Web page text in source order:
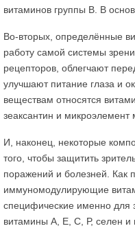
витаминов группы В. В
Во-вторых, определённые
работу самой системы
рецепторов, облегчают
улучшают питание глаза и
веществам относятся
зеаксантин и микроэлемент
И, наконец, некоторые
того, чтобы защитить
поражений и болезней. Как
иммуномодулирующие
специфические именно
витамины А, Е, С, Р, селен и